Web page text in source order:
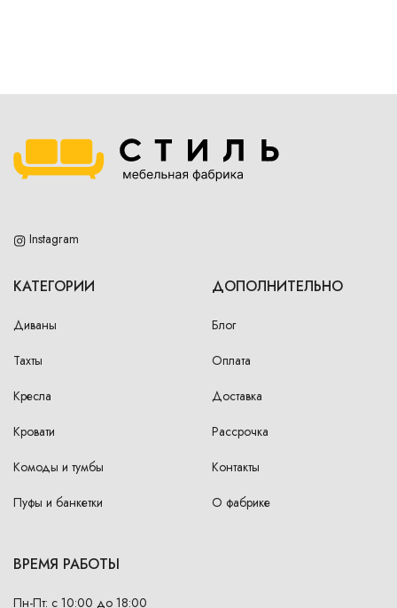
Instagram
КАТЕГОРИИ
Диваны
Тахты
Кресла
Кровати
Комоды и тумбы
Пуфы и банкетки
ДОПОЛНИТЕЛЬНО
Блог
Оплата
Доставка
Рассрочка
Контакты
О фабрике
ВРЕМЯ РАБОТЫ
Пн-Пт: с 10:00 до 18:00